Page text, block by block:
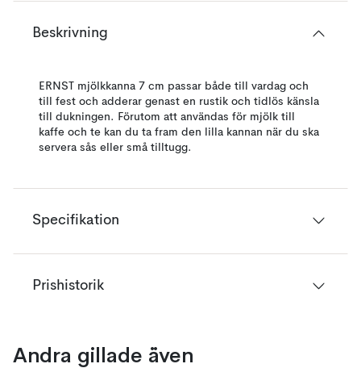
Beskrivning
ERNST mjölkkanna 7 cm passar både till vardag och
till fest och adderar genast en rustik och tidlös känsla
till dukningen. Förutom att användas för mjölk till
kaffe och te kan du ta fram den lilla kannan när du ska
servera sås eller små tilltugg.
Specifikation
Prishistorik
Andra gillade även